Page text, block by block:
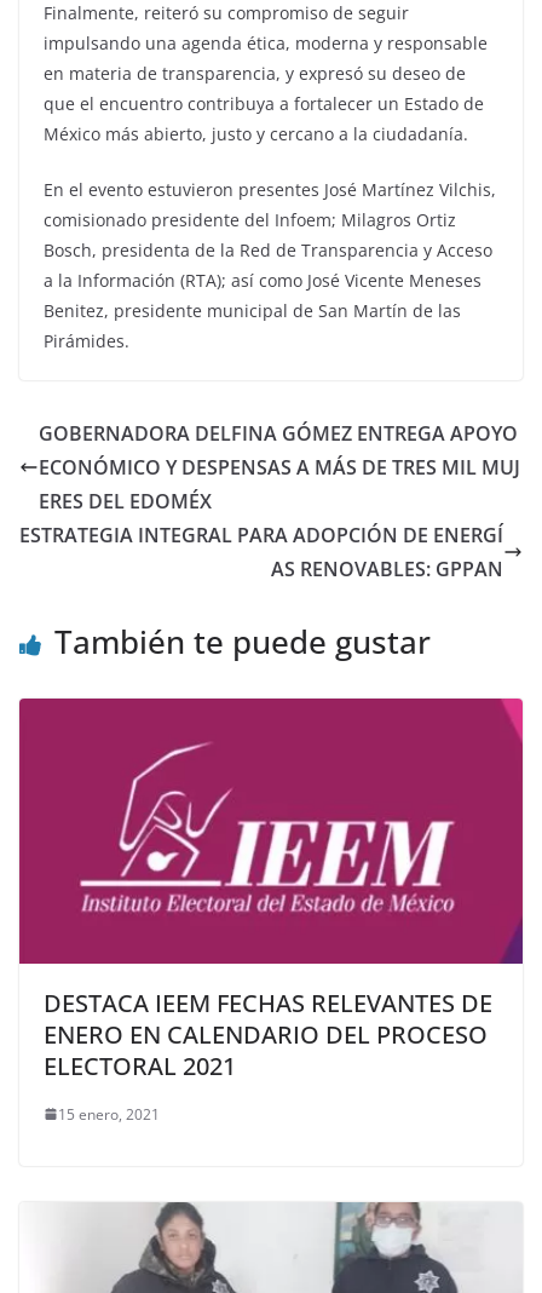
Finalmente, reiteró su compromiso de seguir
impulsando una agenda ética, moderna y responsable
en materia de transparencia, y expresó su deseo de
que el encuentro contribuya a fortalecer un Estado de
México más abierto, justo y cercano a la ciudadanía.
En el evento estuvieron presentes José Martínez Vilchis,
comisionado presidente del Infoem; Milagros Ortiz
Bosch, presidenta de la Red de Transparencia y Acceso
a la Información (RTA); así como José Vicente Meneses
Benitez, presidente municipal de San Martín de las
Pirámides.
GOBERNADORA DELFINA GÓMEZ ENTREGA APOYO
ECONÓMICO Y DESPENSAS A MÁS DE TRES MIL MUJ
ERES DEL EDOMÉX
ESTRATEGIA INTEGRAL PARA ADOPCIÓN DE ENERGÍ
AS RENOVABLES: GPPAN
También te puede gustar
DESTACA IEEM FECHAS RELEVANTES DE
ENERO EN CALENDARIO DEL PROCESO
ELECTORAL 2021
15 enero, 2021